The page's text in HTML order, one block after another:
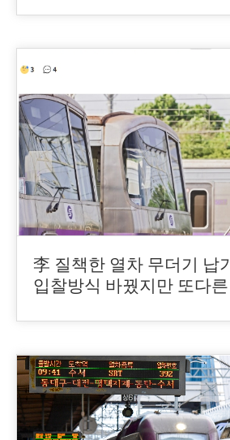
李 질책한 열차 무더기 납
입찰방식 바꿨지만 또다